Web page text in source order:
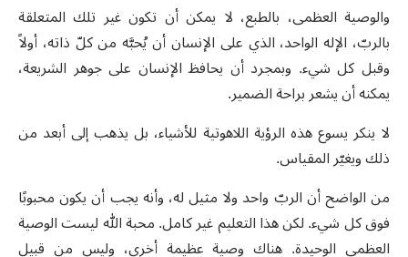
والوصية العظمى، بالطبع، لا يمكن أن تكون غير تلك المتعلقة
بالربّ، الإله الواحد، الذي على الإنسان أن يُحبَّه من كلّ ذاته، أولاً
وقبل كل شيء. وبمجرد أن يحافظ الإنسان على جوهر الشريعة،
يمكنه أن يشعر براحة الضمير.
لا ينكر يسوع هذه الرؤية اللاهوتية للأشياء، بل يذهب إلى أبعد من
ذلك ويغيّر المقياس.
من الواضح أن الربّ واحد ولا مثيل له، وأنه يجب أن يكون محبوبًا
فوق كل شيء. لكن هذا التعليم غير كامل. محبة الله ليست الوصية
العظمى الوحيدة. هناك وصية عظيمة أخرى، وليس من قبيل